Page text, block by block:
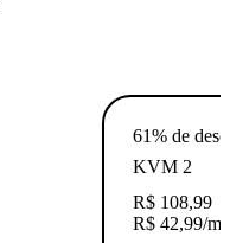
61% de
KVM 2
R$ 108,99
R$ 42,99/